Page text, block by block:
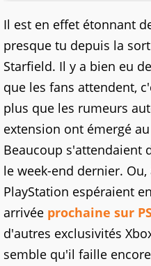
Il est en effet étonnant
presque tu depuis la
Starfield. Il y a bien eu
que les fans attendent,
plus que les rumeurs
extension ont émergé
Beaucoup s'attendaient
le week-end dernier.
PlayStation espéraient
arrivée prochaine sur
d'autres exclusivités
semble qu'il faille